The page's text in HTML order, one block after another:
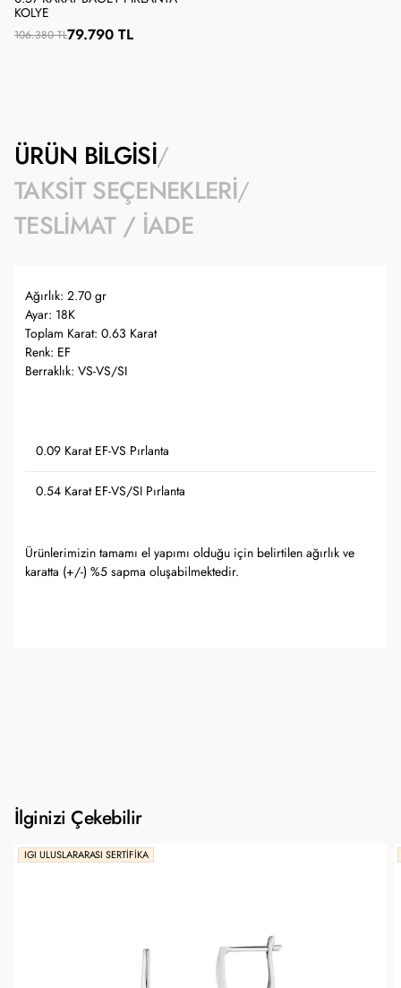
KOLYE
106.380 TL79.790 TL
ÜRÜN BILGISI
TAKSIT SEÇENEKLERI
TESLIMAT / İADE
Ağırlık: 2.70 gr
Ayar: 18K
Toplam Karat: 0.63 Karat
Renk: EF
Berraklık: VS-VS/SI
0.09 Karat EF-VS Pırlanta
0.54 Karat EF-VS/SI Pırlanta
Ürünlerimizin tamamı el yapımı olduğu için belirtilen ağırlık ve
karatta (+/-) %5 sapma oluşabilmektedir.
İlginizi Çekebilir
IGI ULUSLARARASI SERTIFIKA